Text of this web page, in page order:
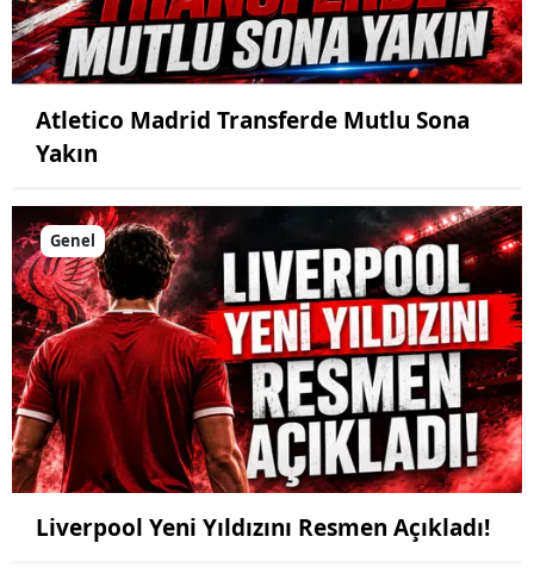
Atletico Madrid Transferde Mutlu Sona
Yakın
Genel
Liverpool Yeni Yıldızını Resmen Açıkladı!